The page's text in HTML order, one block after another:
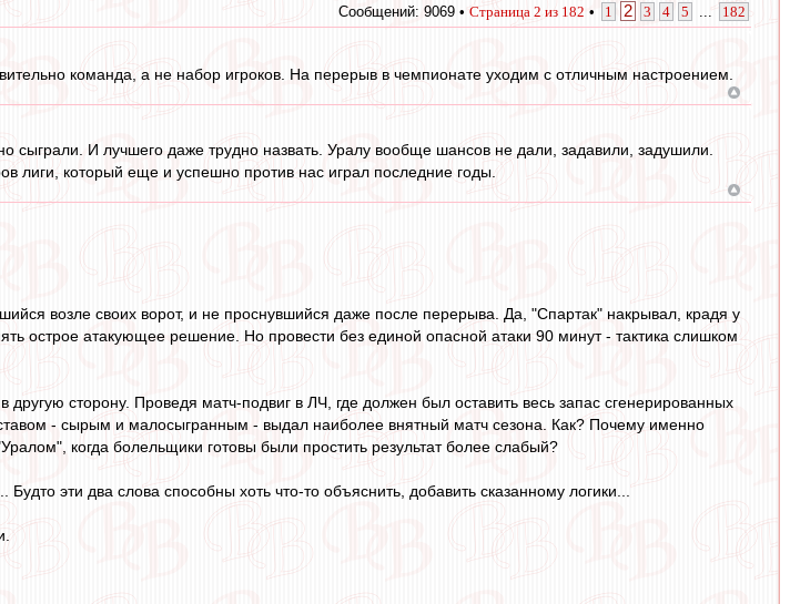
Сообщений: 9069 • Страница 2 из 182 • 1 2 3 4 5 182
команда, а не набор игроков. На перерыв в чемпионате уходим с отличным настроением.
сыграли. И лучшего даже трудно назвать. Уралу вообще шансов не дали, задавили, задушили.
лиги, который еще и успешно против нас играл последние годы.
возле своих ворот, и не проснувшийся даже после перерыва. Да, "Спартак" накрывал, крадя у
острое атакующее решение. Но провести без единой опасной атаки 90 минут - тактика слишком
сторону. Проведя матч-подвиг в ЛЧ, где должен был оставить весь запас сгенерированных
- сырым и малосыгранным - выдал наиболее внятный матч сезона. Как? Почему именно
когда болельщики готовы были простить результат более слабый?
эти два слова способны хоть что-то объяснить, добавить сказанному логики...